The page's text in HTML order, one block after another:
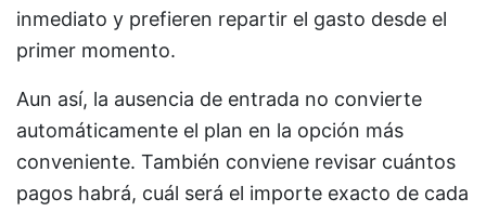
inmediato y prefieren repartir el gasto desde el
primer momento.
Aun así, la ausencia de entrada no convierte
automáticamente el plan en la opción más
conveniente. También conviene revisar cuántos
pagos habrá, cuál será el importe exacto de cada